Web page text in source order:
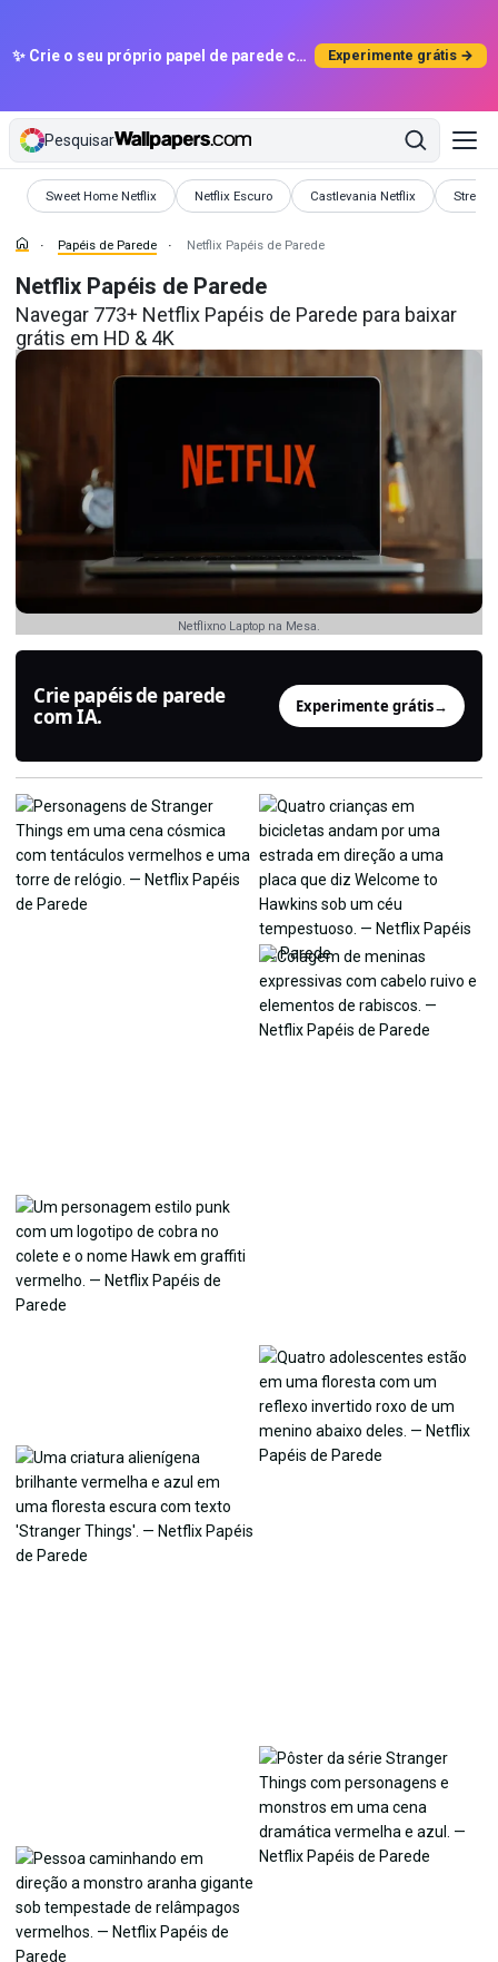
✨ Crie o seu próprio papel de parede com IA Experimente grátis →
Pesquisar
Sweet Home Netflix
Papéis de Parede Netflix Escuro
Papéis de Parede Castlevania Netflix
Papéis de Parede Papéis
Papéis de Parede Netflix Papéis de Parede
Netflix Papéis de Parede
Navegar 773+ Netflix Papéis de Parede para baixar
grátis em HD & 4K
Netflixno Laptop na Mesa.
Crie papéis de parede
com IA.
Experimente grátis→